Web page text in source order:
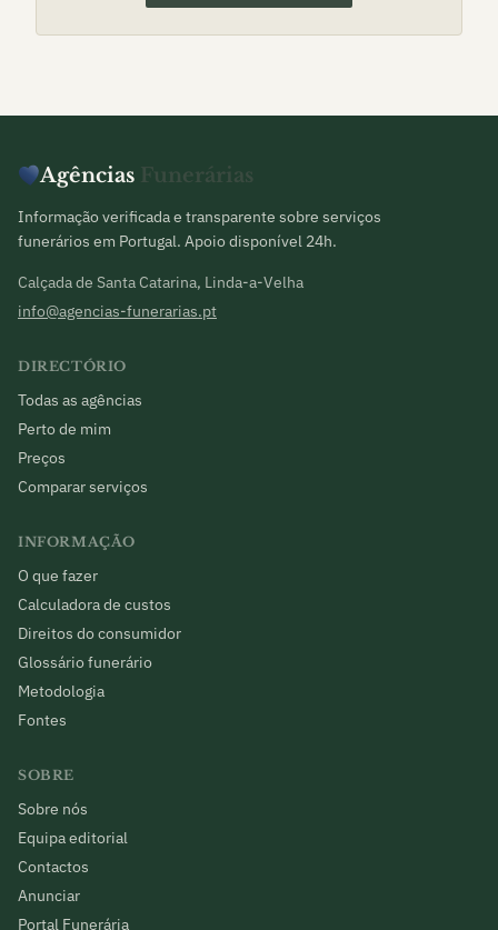
Agências Funerárias
Informação verificada e transparente sobre serviços
funerários em Portugal. Apoio disponível 24h.
Calçada de Santa Catarina, Linda-a-Velha
info@agencias-funerarias.pt
DIRECTÓRIO
Todas as agências
Perto de mim
Preços
Comparar serviços
INFORMAÇÃO
O que fazer
Calculadora de custos
Direitos do consumidor
Glossário funerário
Metodologia
Fontes
SOBRE
Sobre nós
Equipa editorial
Contactos
Anunciar
Portal Funerária